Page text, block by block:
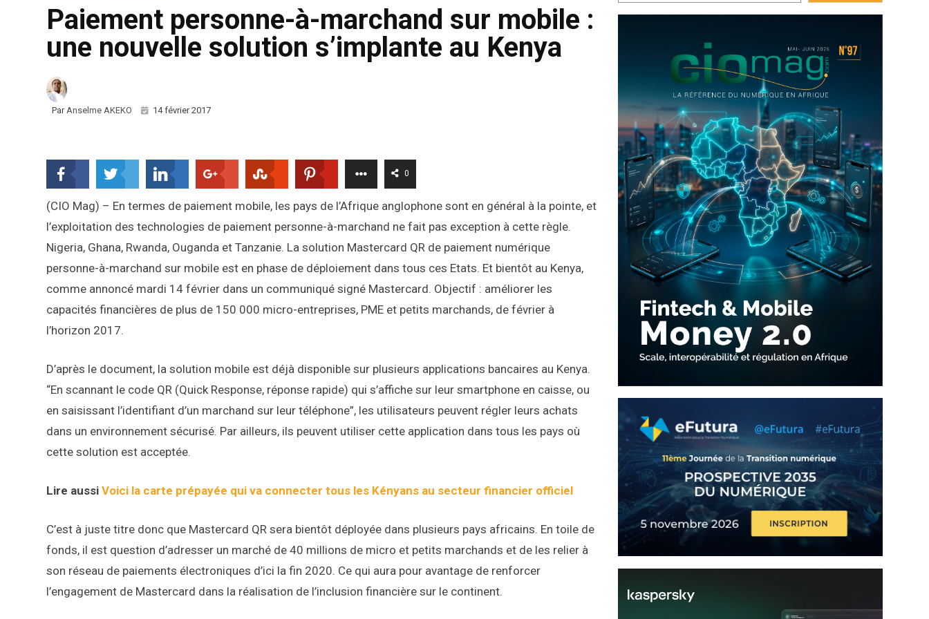
Paiement personne-à-marchand sur mobile :
une nouvelle solution s’implante au Kenya
ParAnselme AKEKO 14 février 2017
0
(CIO Mag) – En termes de paiement mobile, les pays de l’Afrique anglophone sont en général à la pointe, et
l’exploitation des technologies de paiement personne-à-marchand ne fait pas exception à cette règle.
Nigeria, Ghana, Rwanda, Ouganda et Tanzanie. La solution Mastercard QR de paiement numérique
personne-à-marchand sur mobile est en phase de déploiement dans tous ces Etats. Et bientôt au Kenya,
comme annoncé mardi 14 février dans un communiqué signé Mastercard. Objectif : améliorer les
capacités financières de plus de 150 000 micro-entreprises, PME et petits marchands, de février à
l’horizon 2017.
D’après le document, la solution mobile est déjà disponible sur plusieurs applications bancaires au Kenya.
“En scannant le code QR (Quick Response, réponse rapide) qui s’affiche sur leur smartphone en caisse, ou
en saisissant l’identifiant d’un marchand sur leur téléphone”, les utilisateurs peuvent régler leurs achats
dans un environnement sécurisé. Par ailleurs, ils peuvent utiliser cette application dans tous les pays où
cette solution est acceptée.
Lire aussi Voici la carte prépayée qui va connecter tous les Kényans au secteur financier officiel
C’est à juste titre donc que Mastercard QR sera bientôt déployée dans plusieurs pays africains. En toile de
fonds, il est question d’adresser un marché de 40 millions de micro et petits marchands et de les relier à
son réseau de paiements électroniques d’ici la fin 2020. Ce qui aura pour avantage de renforcer
l’engagement de Mastercard dans la réalisation de l’inclusion financière sur le continent.